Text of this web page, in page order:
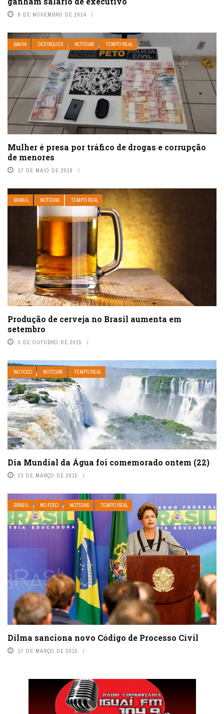
8 DE NOVEMBRO DE 2014
BAHIA DESTAQUES NOTÍCIAS TEMPO REAL
Mulher é presa por tráfico de drogas e corrupção
de menores
17 DE MAIO DE 2019
BRASIL NOTÍCIAS TEMPO REAL
Produção de cerveja no Brasil aumenta em
setembro
3 DE OUTUBRO DE 2015
NO FOCO NOTÍCIAS TEMPO REAL
Dia Mundial da Água foi comemorado ontem (22)
23 DE MARÇO DE 2015
BRASIL NO FOCO NOTÍCIAS TEMPO REAL
Dilma sanciona novo Código de Processo Civil
17 DE MARÇO DE 2015